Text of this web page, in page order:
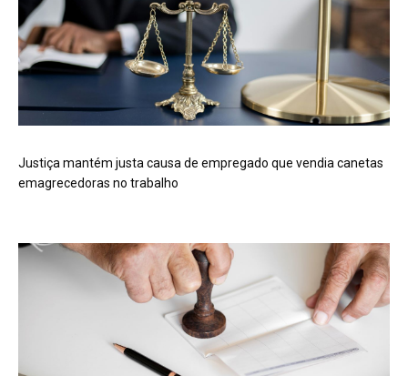
Justiça mantém justa causa de empregado que vendia canetas
emagrecedoras no trabalho